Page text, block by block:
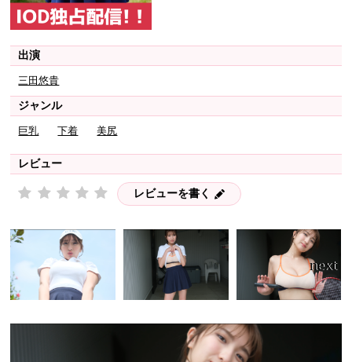
出演
三田悠貴
ジャンル
巨乳 下着 美尻
レビュー
レビューを書く